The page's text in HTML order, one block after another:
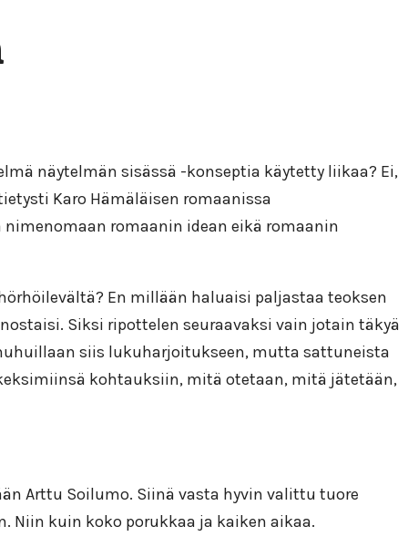
näytelmän sisässä -konseptia käytetty liikaa? Ei,
Karo Hämäläisen romaanissa
romaanin idean eikä romaanin
En millään haluaisi paljastaa teoksen
Siksi ripottelen seuraavaksi vain jotain täkyä
siis lukuharjoitukseen, mutta sattuneista
kohtauksiin, mitä otetaan, mitä jätetään,
Arttu Soilumo. Siinä vasta hyvin valittu tuore
Niin kuin koko porukkaa ja kaiken aikaa.